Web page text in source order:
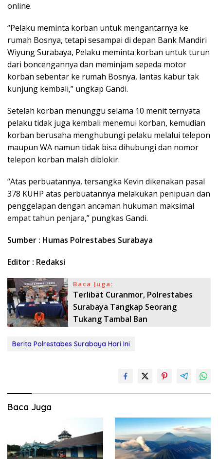
online.
“Pelaku meminta korban untuk mengantarnya ke
rumah Bosnya, tetapi sesampai di depan Bank Mandiri
Wiyung Surabaya, Pelaku meminta korban untuk turun
dari boncengannya dan meminjam sepeda motor
korban sebentar ke rumah Bosnya, lantas kabur tak
kunjung kembali,” ungkap Gandi.
Setelah korban menunggu selama 10 menit ternyata
pelaku tidak juga kembali menemui korban, kemudian
korban berusaha menghubungi pelaku melalui telepon
maupun WA namun tidak bisa dihubungi dan nomor
telepon korban malah diblokir.
“Atas perbuatannya, tersangka Kevin dikenakan pasal
378 KUHP atas perbuatannya melakukan penipuan dan
penggelapan dengan ancaman hukuman maksimal
empat tahun penjara,” pungkas Gandi.
Sumber : Humas Polrestabes Surabaya
Editor : Redaksi
Baca Juga:
Terlibat Curanmor, Polrestabes
Surabaya Tangkap Seorang
Tukang Tambal Ban
Berita Polrestabes Surabaya Hari Ini
Baca Juga